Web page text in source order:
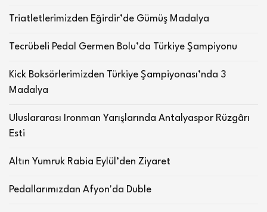
Triatletlerimizden Eğirdir’de Gümüş Madalya
Tecrübeli Pedal Germen Bolu’da Türkiye Şampiyonu
Kick Boksörlerimizden Türkiye Şampiyonası’nda 3
Madalya
Uluslararası Ironman Yarışlarında Antalyaspor Rüzgârı
Esti
Altın Yumruk Rabia Eylül’den Ziyaret
Pedallarımızdan Afyon'da Duble